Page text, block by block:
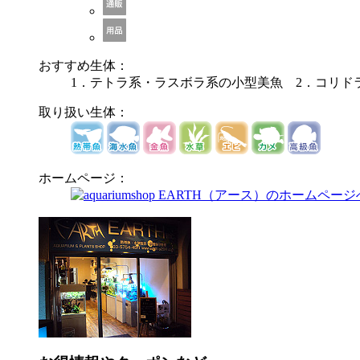
おすすめ生体：
1．テトラ系・ラスボラ系の小型美魚 2．コリド
取り扱い生体：
ホームページ：